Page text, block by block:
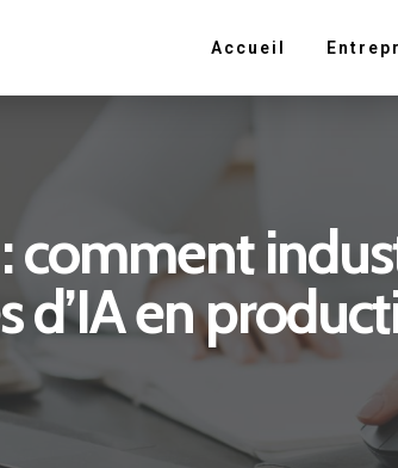
Accueil
comment
d’IA en